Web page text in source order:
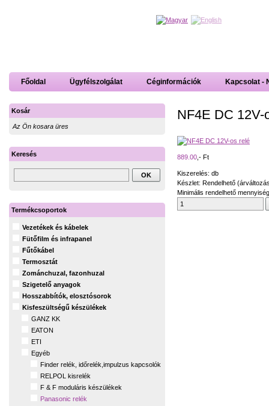
Főoldal Ügyfélszolgálat Céginformációk Kapcsolat -
NF4E DC 12V-
889.00 ,- Ft
Kiszerelés: db
Készlet: Rendelhető
Minimális rendelhető
Kosár
Az Ön kosara üres
Keresés
Termékcsoportok
Vezetékek és kábelek
Fütőfilm és infrapanel
Fűtőkábel
Termosztát
Zománchuzal, fazonhuzal
Szigetelő anyagok
Hosszabbítók, elosztósorok
Kisfeszültségű készülékek
GANZ KK
EATON
ETI
Egyéb
Finder relék, időrelék,impulzus kapcsolók
RELPOL kisrelék
F & F moduláris készülékek
Panasonic relék